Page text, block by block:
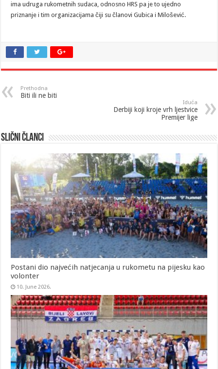
ima udruga rukometnih sudaca, odnosno HRS pa je to ujedno
priznanje i tim organizacijama čiji su članovi Gubica i Milošević.
Prethodna
Biti ili ne biti
Iduća
Derbiji koji kroje vrh ljestvice
Premijer lige
Slični članci
Postani dio najvećih natjecanja u rukometu na pijesku kao
volonter
10. June 2026.